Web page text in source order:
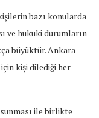
bazı konularda
ve hukuki durumların
büyüktür. Ankara
kişi dilediği her
ile birlikte